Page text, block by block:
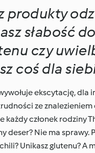
produkty
słabość
czy
coś dla
ekscytację, dla
ze
członek rodziny
Nie ma sprawy.
Unikasz glutenu? A